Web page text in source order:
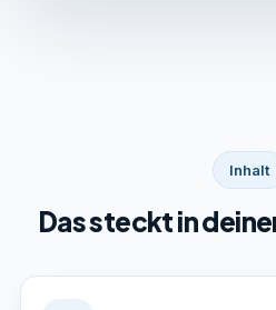
Inhalt
Das steckt in